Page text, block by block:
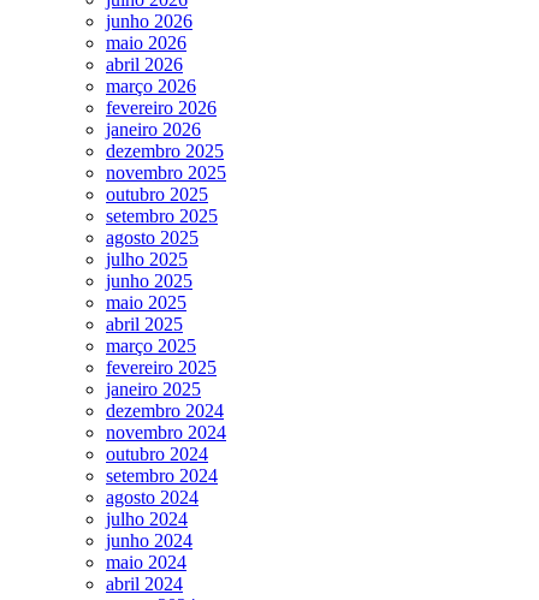
junho 2026
maio 2026
abril 2026
março 2026
fevereiro 2026
janeiro 2026
dezembro 2025
novembro 2025
outubro 2025
setembro 2025
agosto 2025
julho 2025
junho 2025
maio 2025
abril 2025
março 2025
fevereiro 2025
janeiro 2025
dezembro 2024
novembro 2024
outubro 2024
setembro 2024
agosto 2024
julho 2024
junho 2024
maio 2024
abril 2024